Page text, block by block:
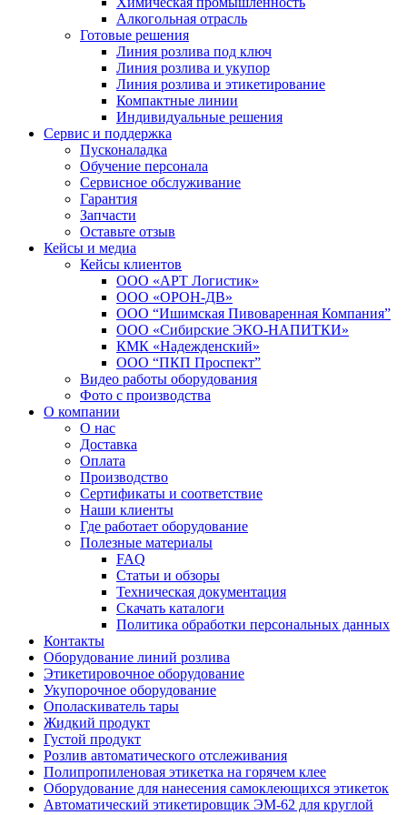
Интеграция с «Честным ЗНАКОМ»
Алкогольная отрасль
Готовые решения
Линия розлива под ключ
Линия розлива и укупор
Линия розлива и этикетирование
Компактные линии
Индивидуальные решения
Сервис и поддержка
Пусконаладка
Обучение персонала
Сервисное обслуживание
Гарантия
Запчасти
Оставьте отзыв
Кейсы и медиа
Кейсы клиентов
ООО «АРТ Логистик»
ООО «ОРОН-ДВ»
ООО “Ишимская Пивоваренная Компания”
ООО «Сибирские ЭКО-НАПИТКИ»
КМК «Надежденский»
ООО “ПКП Проспект”
Видео работы оборудования
Фото с производства
О компании
О нас
Доставка
Оплата
Производство
Сертификаты и соответствие
Наши клиенты
Где работает оборудование
Полезные материалы
FAQ
Статьи и обзоры
Техническая документация
Скачать каталоги
Политика обработки персональных данных
Контакты
Оборудование линий розлива
Этикетировочное оборудование
Укупорочное оборудование
Ополаскиватель тары
Жидкий продукт
Густой продукт
Розлив автоматического отслеживания
Полипропиленовая этикетка на горячем клее
Оборудование для нанесения самоклеющихся этикеток
Автоматический этикетировщик ЭМ-62 для круглой